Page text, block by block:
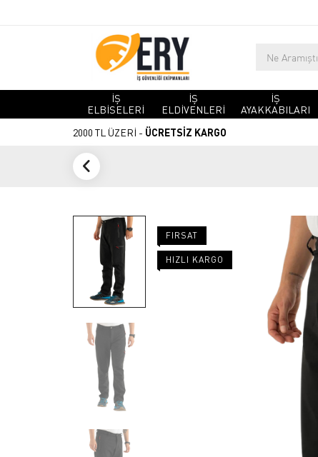
İŞ
ELBİSELERİ
İŞ
ELDİVENLERİ
İŞ
AYAKKABILARI
2000 TL ÜZERİ - ÜCRETSİZ KARGO
FIRSAT
HIZLI KARGO